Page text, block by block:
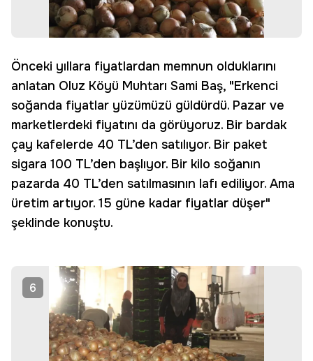
Önceki yıllara fiyatlardan memnun olduklarını
anlatan Oluz Köyü Muhtarı Sami Baş, "Erkenci
soğanda fiyatlar yüzümüzü güldürdü. Pazar ve
marketlerdeki fiyatını da görüyoruz. Bir bardak
çay kafelerde 40 TL’den satılıyor. Bir paket
sigara 100 TL’den başlıyor. Bir kilo soğanın
pazarda 40 TL’den satılmasının lafı ediliyor. Ama
üretim artıyor. 15 güne kadar fiyatlar düşer"
şeklinde konuştu.
6